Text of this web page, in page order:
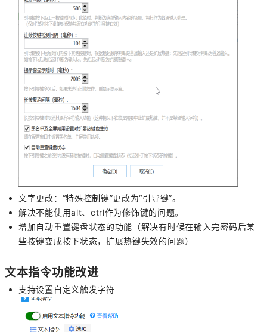
文字更改：“特殊控制键”更改为“引导键”。
解决不能使用alt、ctrl作为修饰键的问题。
增加自动重置键盘状态的功能（解决有时候在输入完密码后某
些按键变成按下状态，扩展热键失效的问题）
文本指令功能改进
支持设置自定义触发字符